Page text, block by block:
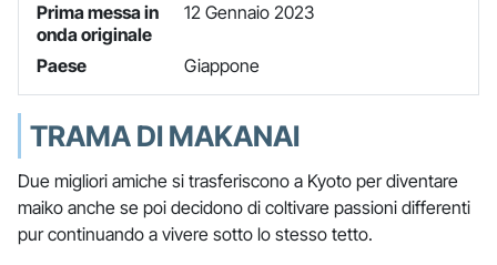
Prima messa in
onda originale
12 Gennaio 2023
Paese Giappone
TRAMA DI MAKANAI
Due migliori amiche si trasferiscono a Kyoto per diventare
maiko anche se poi decidono di coltivare passioni differenti
pur continuando a vivere sotto lo stesso tetto.